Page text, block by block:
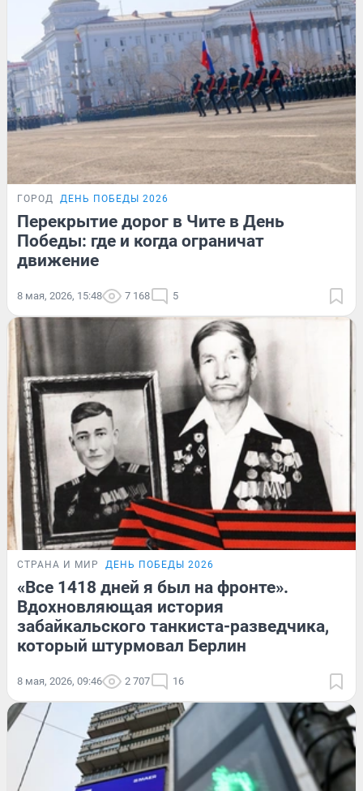
ГОРОД ДЕНЬ ПОБЕДЫ 2026
Перекрытие дорог в Чите в День
Победы: где и когда ограничат
движение
8 мая, 2026, 15:48 7 168 5
СТРАНА И МИР ДЕНЬ ПОБЕДЫ 2026
«Все 1418 дней я был на фронте».
Вдохновляющая история
забайкальского танкиста-разведчика,
который штурмовал Берлин
8 мая, 2026, 09:46 2 707 16